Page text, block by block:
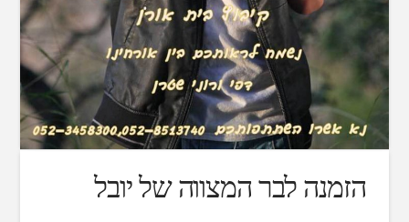
הזמנה לבר המצווה של יובל